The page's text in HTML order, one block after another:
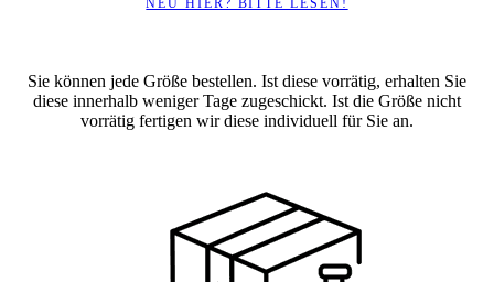
NEU HIER? BITTE LESEN!
Sie können jede Größe bestellen. Ist diese vorrätig, erhalten Sie
diese innerhalb weniger Tage zugeschickt. Ist die Größe nicht
vorrätig fertigen wir diese individuell für Sie an.